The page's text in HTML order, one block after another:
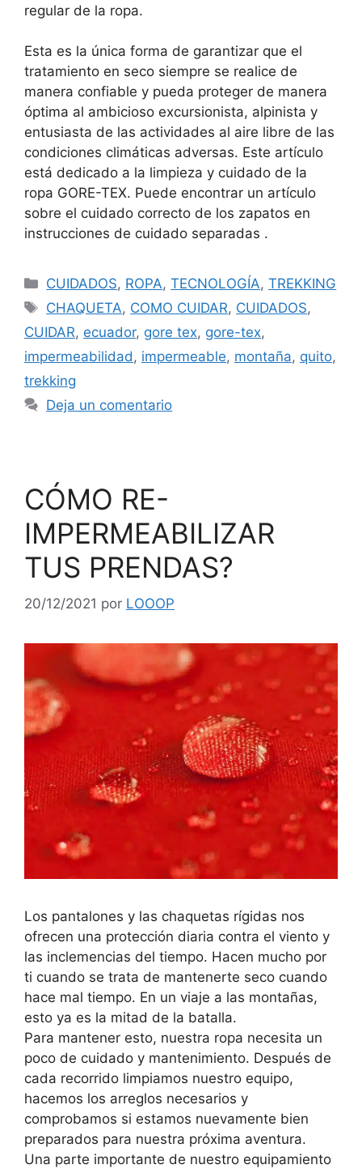
regular de la ropa.
Esta es la única forma de garantizar que el
tratamiento en seco siempre se realice de
manera confiable y pueda proteger de manera
óptima al ambicioso excursionista, alpinista y
entusiasta de las actividades al aire libre de las
condiciones climáticas adversas. Este artículo
está dedicado a la limpieza y cuidado de la
ropa GORE-TEX. Puede encontrar un artículo
sobre el cuidado correcto de los zapatos en
instrucciones de cuidado separadas .
CUIDADOS, ROPA,TECNOLOGÍA,TREKKING
CHAQUETA, COMO CUIDAR, CUIDADOS,
CUIDAR, ecuador, gore tex, gore-tex,
impermeabilidad, impermeable, montaña, quito,
trekking
Deja un comentario
CÓMO RE-
IMPERMEABILIZAR
TUS PRENDAS?
20/12/2021 por LOOOP
Los pantalones y las chaquetas rígidas nos
ofrecen una protección diaria contra el viento y
las inclemencias del tiempo. Hacen mucho por
ti cuando se trata de mantenerte seco cuando
hace mal tiempo. En un viaje a las montañas,
esto ya es la mitad de la batalla.
Para mantener esto, nuestra ropa necesita un
poco de cuidado y mantenimiento. Después de
cada recorrido limpiamos nuestro equipo,
hacemos los arreglos necesarios y
comprobamos si estamos nuevamente bien
preparados para nuestra próxima aventura.
Una parte importante de nuestro equipamiento